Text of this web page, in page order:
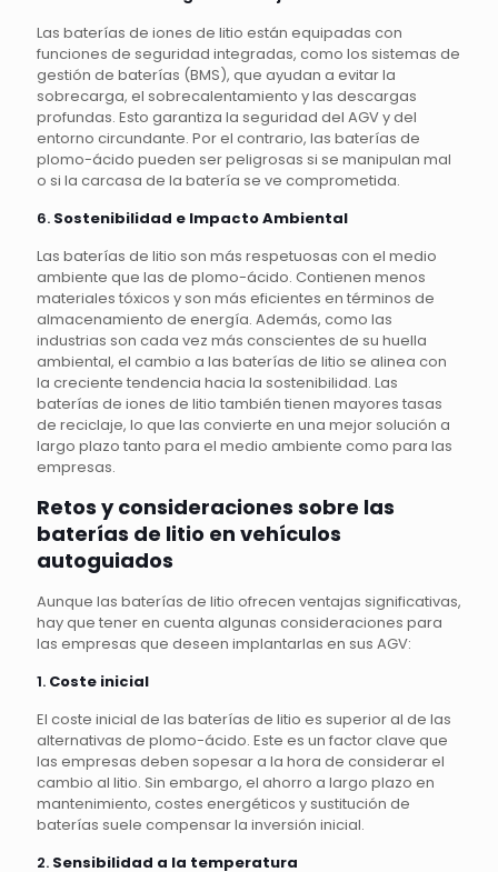
Las baterías de iones de litio están equipadas con
funciones de seguridad integradas, como los sistemas de
gestión de baterías (BMS), que ayudan a evitar la
sobrecarga, el sobrecalentamiento y las descargas
profundas. Esto garantiza la seguridad del AGV y del
entorno circundante. Por el contrario, las baterías de
plomo-ácido pueden ser peligrosas si se manipulan mal
o si la carcasa de la batería se ve comprometida.
6. Sostenibilidad e Impacto Ambiental
Las baterías de litio son más respetuosas con el medio
ambiente que las de plomo-ácido. Contienen menos
materiales tóxicos y son más eficientes en términos de
almacenamiento de energía. Además, como las
industrias son cada vez más conscientes de su huella
ambiental, el cambio a las baterías de litio se alinea con
la creciente tendencia hacia la sostenibilidad. Las
baterías de iones de litio también tienen mayores tasas
de reciclaje, lo que las convierte en una mejor solución a
largo plazo tanto para el medio ambiente como para las
empresas.
Retos y consideraciones sobre las
baterías de litio en vehículos
autoguiados
Aunque las baterías de litio ofrecen ventajas significativas,
hay que tener en cuenta algunas consideraciones para
las empresas que deseen implantarlas en sus AGV:
1. Coste inicial
El coste inicial de las baterías de litio es superior al de las
alternativas de plomo-ácido. Este es un factor clave que
las empresas deben sopesar a la hora de considerar el
cambio al litio. Sin embargo, el ahorro a largo plazo en
mantenimiento, costes energéticos y sustitución de
baterías suele compensar la inversión inicial.
2. Sensibilidad a la temperatura